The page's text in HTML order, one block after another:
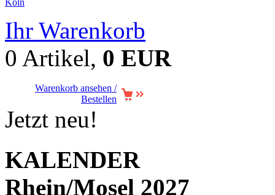
Köln
Ihr Warenkorb
0 Artikel, 0 EUR
Warenkorb ansehen /
Bestellen
Jetzt neu!
KALENDER
Rhein/Mosel 2027